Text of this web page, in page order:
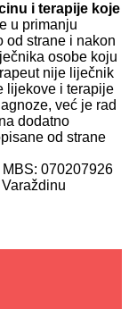
i terapije koje
u primanju
od strane i nakon
osobe koju
nije liječnik
lijekove i terapije
već je rad
dodatno
od strane
MBS: 070207926